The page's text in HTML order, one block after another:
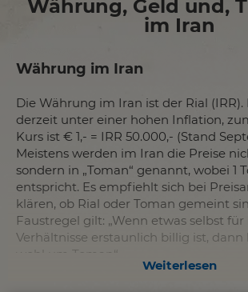
Währung, Geld und,
im Iran
Währung im Iran
Die Währung im Iran ist der Rial
derzeit unter einer hohen Inflation,
Kurs ist € 1,- = IRR 50.000,- (Stand
Meistens werden im Iran die Preise
sondern in „Toman“ genannt, wobei 1
entspricht. Es empfiehlt sich bei
klären, ob Rial oder Toman gemeint
Faustregel gilt: „Wenn etwas selbst für
Verhältnisse erstaunlich billig ist, dann
wohl um Toman“...
Weiterlesen